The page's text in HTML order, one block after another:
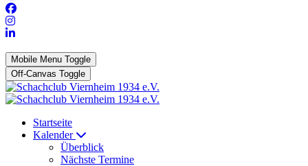
Mobile Menu Toggle
Off-Canvas Toggle
Startseite
Kalender
Überblick
Nächste Termine